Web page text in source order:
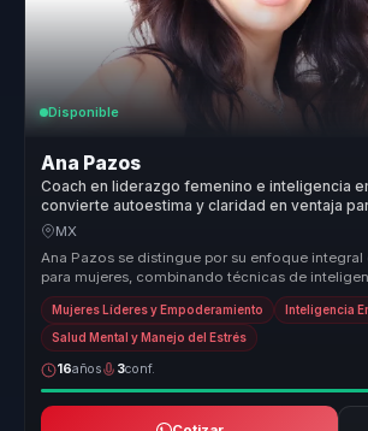
Disponible
Ana Pazos
Coach en liderazgo femenino e inteligencia
convierte autoestima y claridad en ventaja
equipos.
MX
Ana Pazos se distingue por su enfoque integral
para mujeres, combinando técnicas de
mindfulness y ...
Mujeres Líderes y Empoderamiento Inteligencia
Salud Mental y Manejo del Estrés
16años 3conf.